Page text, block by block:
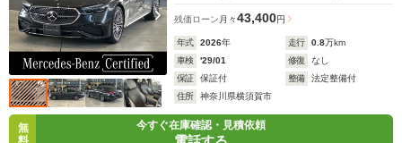
残価ローン 月々43,400円
年式 2026年 走行 0.8万km
車検
'29/01 修復
なし
保証
保証付 整備
法定整備付
住所
神奈川県横須賀市
無
料
今すぐ在庫確認・見積依頼